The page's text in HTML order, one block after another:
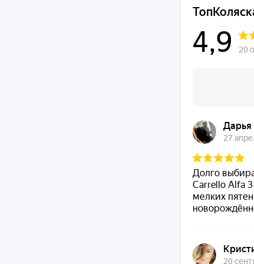
Размеры коробки с люлькой: 444,5x184,1x876,3 мм
Размеры коробки с рамой и сиденьем: 510х324х654 мм